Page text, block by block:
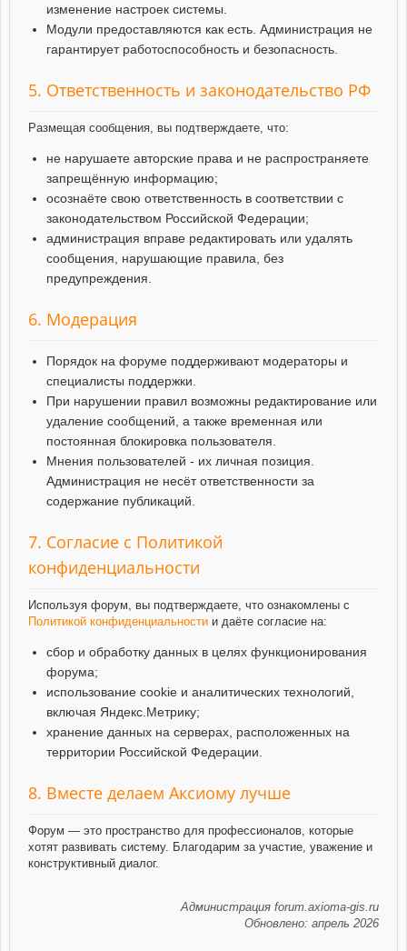
изменение настроек системы.
Модули предоставляются как есть. Администрация не
гарантирует работоспособность и безопасность.
5. Ответственность и законодательство РФ
Размещая сообщения, вы подтверждаете, что:
не нарушаете авторские права и не распространяете
запрещённую информацию;
осознаёте свою ответственность в соответствии с
законодательством Российской Федерации;
администрация вправе редактировать или удалять
сообщения, нарушающие правила, без
предупреждения.
6. Модерация
Порядок на форуме поддерживают модераторы и
специалисты поддержки.
При нарушении правил возможны редактирование или
удаление сообщений, а также временная или
постоянная блокировка пользователя.
Мнения пользователей - их личная позиция.
Администрация не несёт ответственности за
содержание публикаций.
7. Согласие с Политикой
конфиденциальности
Используя форум, вы подтверждаете, что ознакомлены с
Политикой конфиденциальности и даёте согласие на:
сбор и обработку данных в целях функционирования
форума;
использование cookie и аналитических технологий,
включая Яндекс.Метрику;
хранение данных на серверах, расположенных на
территории Российской Федерации.
8. Вместе делаем Аксиому лучше
Форум — это пространство для профессионалов, которые
хотят развивать систему. Благодарим за участие, уважение и
конструктивный диалог.
Администрация forum.axioma-gis.ru
Обновлено: апрель 2026